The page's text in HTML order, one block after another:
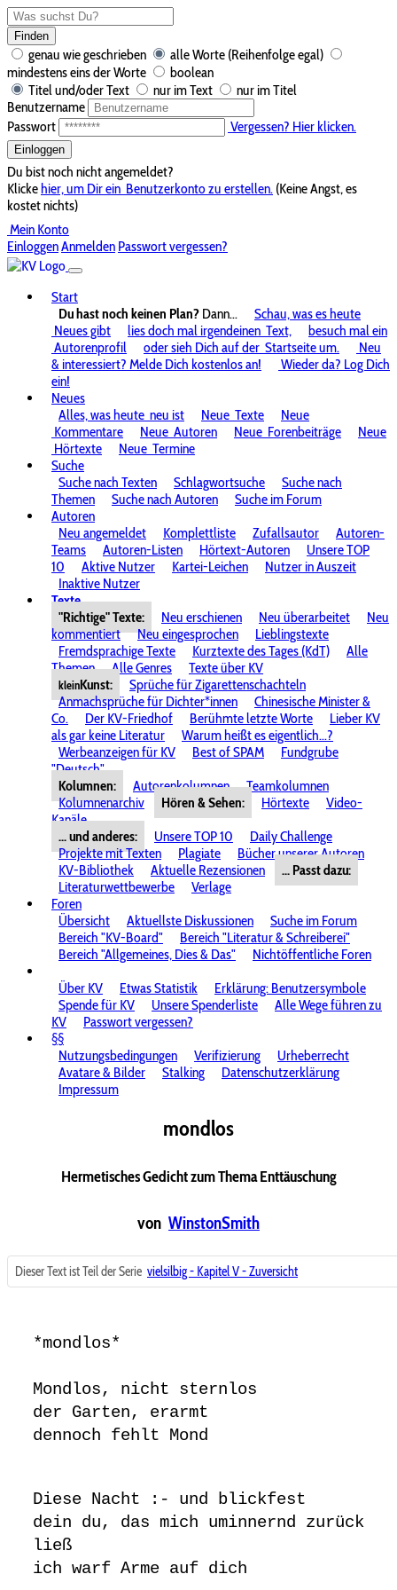
Finden
genau wie geschrieben
alle Worte (Reihenfolge egal)
mindestens eins der Worte
boolean
Titel und/oder Text
nur im Text
nur im Titel
Benutzername
Passwort
Vergessen? Hier klicken.
Einloggen
Du bist noch nicht angemeldet?
Klickehier, um Dir ein Benutzerkonto zu erstellen. (Keine Angst, es
kostet nichts)
Mein Konto
EinloggenAnmelden Passwort vergessen?
Start
Du hast noch keinen Plan? Dann...
Schau, was es heute
Neues gibt
lies doch mal irgendeinen Text,
besuch mal ein
Autorenprofil
oder sieh Dich auf der Startseite um.
Neu
& interessiert? Melde Dich kostenlos an!
Wieder da? Log Dich
ein!
Neues
Alles, was heute neu ist Neue Texte
Neue
Kommentare
Neue Autoren Neue Forenbeiträge
Neue
Hörtexte
Neue Termine
Suche
Suche nach Texten
Schlagwortsuche
Suche nach
Themen
Suche nach Autoren
Suche im Forum
Autoren
Neu angemeldet
Komplettliste Zufallsautor
Autoren-
Teams
Autoren-Listen Hörtext-Autoren
Unsere TOP
10
Aktive Nutzer Kartei-Leichen
Nutzer in Auszeit
Inaktive Nutzer
Texte
"Richtige" Texte:
Neu erschienen Neu überarbeitet
Neu
kommentiert
Neu eingesprochen
Lieblingstexte
Fremdsprachige Texte
Kurztexte des Tages (KdT)
Alle
Themen
Alle Genres Texte über KV
kleinKunst:
Sprüche für Zigarettenschachteln
Anmachsprüche für Dichter*innen
Chinesische Minister &
Co.
Der KV-Friedhof Berühmte letzte Worte
Lieber KV
als gar keine Literatur
Warum heißt es eigentlich...?
Werbeanzeigen für KV
Best of SPAM
Fundgrube
"Deutsch"
Kolumnen:
Autorenkolumnen
Teamkolumnen
Kolumnenarchiv
Hören & Sehen: Hörtexte
Video-
Kanäle
... und anderes:
Unsere TOP 10
Daily Challenge
Projekte mit Texten
Plagiate
Bücher unserer Autoren
KV-Bibliothek
Aktuelle Rezensionen
... Passt dazu:
Literaturwettbewerbe
Verlage
Foren
Übersicht
Aktuellste Diskussionen
Suche im Forum
Bereich "KV-Board"
Bereich "Literatur & Schreiberei"
Bereich "Allgemeines, Dies & Das"
Nichtöffentliche Foren
Über KV
Etwas Statistik
Erklärung: Benutzersymbole
Spende für KV
Unsere Spenderliste
Alle Wege führen zu
KV
Passwort vergessen?
§§
Nutzungsbedingungen
Verifizierung
Urheberrecht
Avatare & Bilder
Stalking
Datenschutzerklärung
Impressum
mondlos
Hermetisches Gedicht zum Thema Enttäuschung
von WinstonSmith
Dieser Text ist Teil der Serie vielsilbig - Kapitel V - Zuversicht
*mondlos*
Mondlos, nicht sternlos
der Garten, erarmt
dennoch fehlt Mond
Diese Nacht :- und blickfest
dein du, das mich uminnernd zurück
ließ
ich warf Arme auf dich